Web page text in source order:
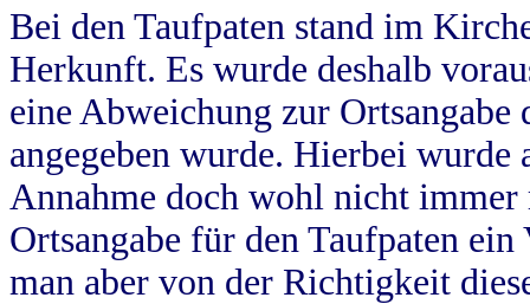
Bei den Taufpaten stand im
Herkunft. Es wurde deshalb
eine Abweichung zur
angegeben wurde. Hierbei wurde
Annahme doch wohl nicht
Ortsangabe für den Taufpaten
man aber von der Richtigkeit